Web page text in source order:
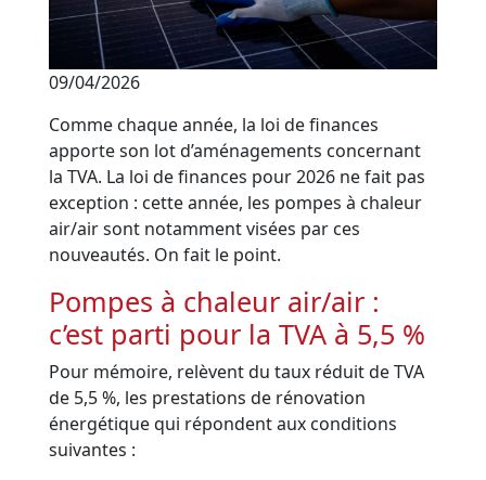
09/04/2026
Comme chaque année, la loi de finances
apporte son lot d’aménagements concernant
la TVA. La loi de finances pour 2026 ne fait pas
exception : cette année, les pompes à chaleur
air/air sont notamment visées par ces
nouveautés. On fait le point.
Pompes à chaleur air/air :
c’est parti pour la TVA à 5,5 %
Pour mémoire, relèvent du taux réduit de TVA
de 5,5 %, les prestations de rénovation
énergétique qui répondent aux conditions
suivantes :